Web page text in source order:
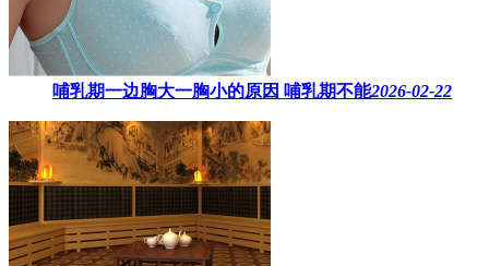
哺乳期一边胸大一胸小的原因​ 哺乳期不能2026-02-22